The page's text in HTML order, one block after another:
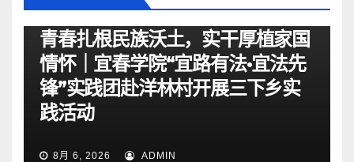
青春扎根民族沃土，实干厚植家国
情怀｜宜春学院“宜路有法•宜法先
锋”实践团赴洋林村开展三下乡实
践活动
8月 6, 2026 ADMIN